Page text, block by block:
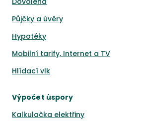
Půjčky a úvěry
Hypotéky
Mobilní tarify, Internet a TV
Hlídací vlk
Výpočet úspory
Kalkulačka elektřiny